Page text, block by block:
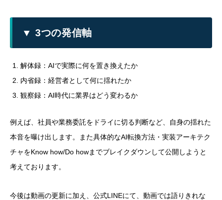
▼ 3つの発信軸
解体録：AIで実際に何を置き換えたか
内省録：経営者として何に揺れたか
観察録：AI時代に業界はどう変わるか
例えば、社員や業務委託をドライに切る判断など、自身の揺れた
本音を曝け出します。また具体的なAI転換方法・実装アーキテク
チャをKnow how/Do howまでブレイクダウンして公開しようと
考えております。
今後は動画の更新に加え、公式LINEにて、動画では語りきれな